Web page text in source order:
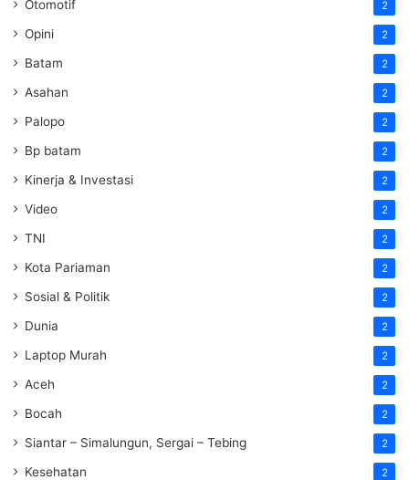
Otomotif 2
Opini 2
Batam 2
Asahan 2
Palopo 2
Bp batam 2
Kinerja & Investasi 2
Video 2
TNI 2
Kota Pariaman 2
Sosial & Politik 2
Dunia 2
Laptop Murah 2
Aceh 2
Bocah 2
Siantar – Simalungun, Sergai – Tebing 2
Kesehatan 2